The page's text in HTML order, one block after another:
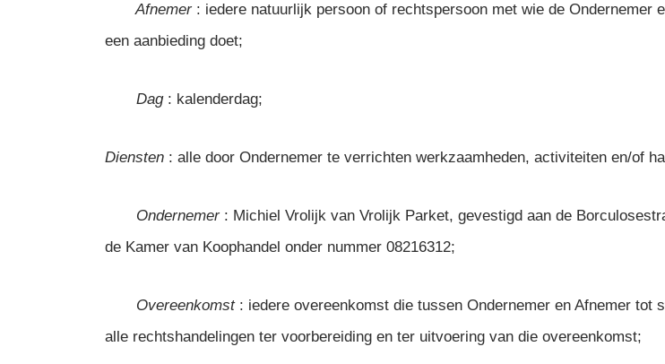
Afnemer: iedere natuurlijk persoon of rechtspersoon met wie de Ondernemer
een aanbieding doet;
Dag: kalenderdag;
Diensten : alle door Ondernemer te verrichten werkzaamheden, activiteiten en/of
Ondernemer: Michiel Vrolijk van Vrolijk Parket, gevestigd aan de
de Kamer van Koophandel onder nummer 08216312;
Overeenkomst: iedere overeenkomst die tussen Ondernemer en Afnemer tot
alle rechtshandelingen ter voorbereiding en ter uitvoering van die overeenkomst;